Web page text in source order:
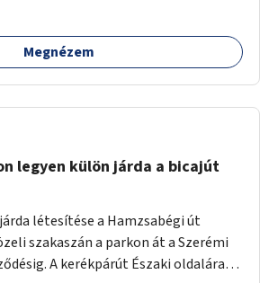
kamerákat helyeznék el a
megteremtéséért.
Megnézem
legyen külön járda a bicajút
létesítése a Hamzsabégi út
szakaszán a parkon át a Szerémi
A kerékpárút Északi oldalára